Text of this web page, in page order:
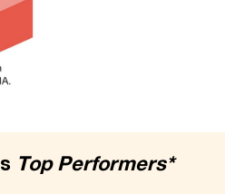
Top Performers*